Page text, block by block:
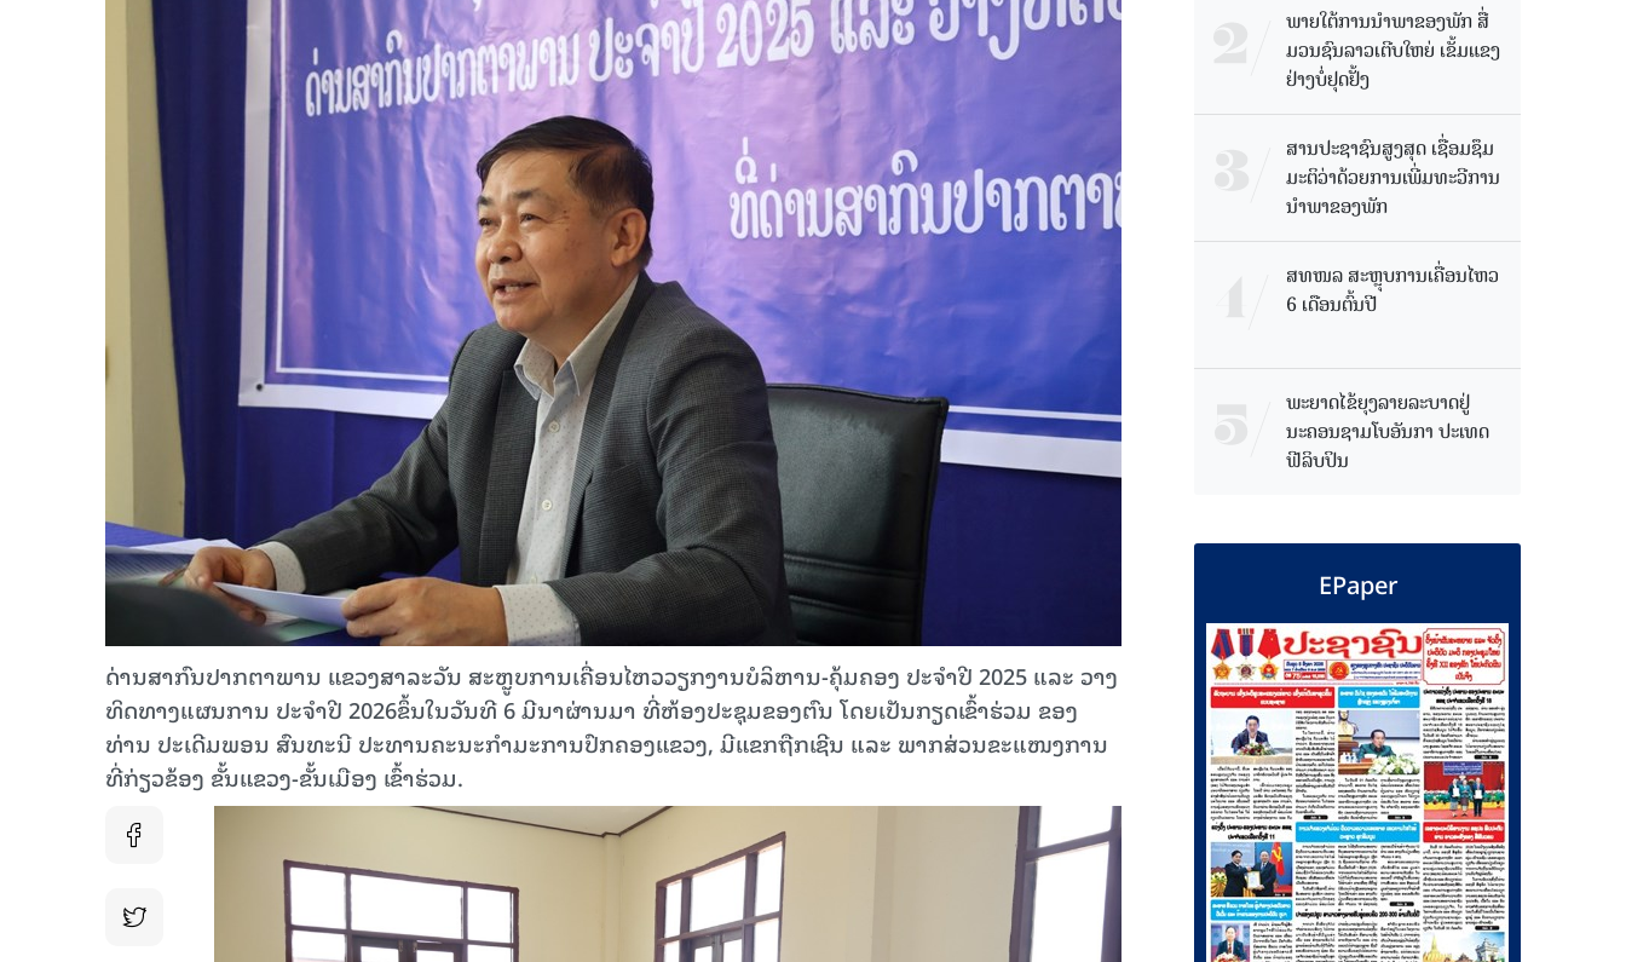
ດ່ານສາກົນປາກຕາພານ ແຂວງສາລະວັນ ສະຫຼູບການເຄື່ອນໄຫວວຽກງານບໍລິຫານ-ຄຸ້ມຄອງ ປະຈໍາປີ 2025 ແລະ ວາງ
ທິດທາງແຜນການ ປະຈໍາປີ 2026ຂຶ້ນໃນວັນທີ 6 ມີນາຜ່ານມາ ທີ່ຫ້ອງປະຊຸມຂອງຕົນ ໂດຍເປັນກຽດເຂົ້າຮ່ວມ ຂອງ
ທ່ານ ປະເດີມພອນ ສົນທະນີ ປະທານຄະນະກໍາມະການປົກຄອງແຂວງ, ມີແຂກຖືກເຊີນ ແລະ ພາກສ່ວນຂະແໜງການ
ທີ່ກ່ຽວຂ້ອງ ຂັ້ນແຂວງ-ຂັ້ນເມືອງ ເຂົ້າຮ່ວມ.
ພາຍໃຕ້ການນໍາພາຂອງພັກ ສື່
ມວນຊົນລາວເຕີບໃຫຍ່ ເຂັ້ມແຂງ
ຢ່າງບໍ່ຢຸດຢັ້ງ
ສານປະຊາຊົນສູງສຸດ ເຊື່ອມຊຶມ
ມະຕິວ່າດ້ວຍການເພີ່ມທະວີການ
ນຳພາຂອງພັກ
ສທໜລ ສະຫຼຸບການເຄື່ອນໄຫວ
6 ເດືອນຕົ້ນປີ
ພະຍາດໄຂ້ຍຸງລາຍລະບາດຢູ່
ນະຄອນຊາມໂບ​ອັນກາ ປະເທດ
ຟີລິບປິນ
EPaper